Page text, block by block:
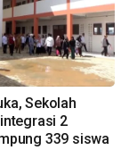
Sekolah
2
339 siswa